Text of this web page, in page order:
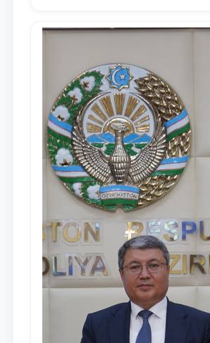
Мажлису и народу Узбекистана